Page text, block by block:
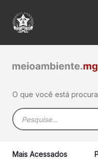
Pular para o Conteúdo
Em
O que você está
Barra de busca
Mais Acessados